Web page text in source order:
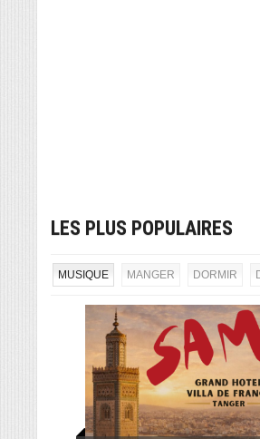
LES PLUS POPULAIRES
MUSIQUE MANGER DORMIR